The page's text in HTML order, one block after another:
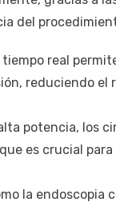
del
real
reduciendo el
potencia, los
es crucial
la endoscopia